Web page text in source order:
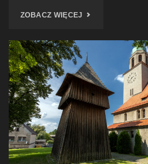
ZOBACZ WIĘCEJ"KOŚCIÓŁ
SIERAKOWICACH
ZIMOWEJ
SCENERII"